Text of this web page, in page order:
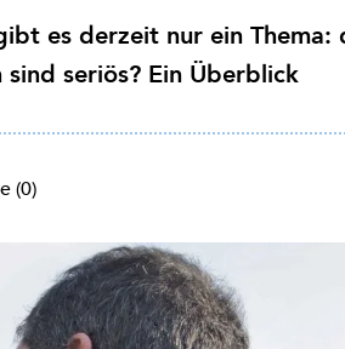
es derzeit nur ein
seriös? Ein Überblick
(0)